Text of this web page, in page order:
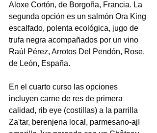
Aloxe Cortón, de Borgoña, Francia. La
segunda opción es un salmón Ora King
escalfado, polenta ecológica, jugo de
trufa negra acompañados por un vino
Raúl Pérez, Arrotos Del Pendón, Rose,
de León, España.
En el cuarto curso las opciones
incluyen carne de res de primera
calidad, rib eye (costillas) a la parrilla
Za'tar, berenjena local, parmesano-ajI